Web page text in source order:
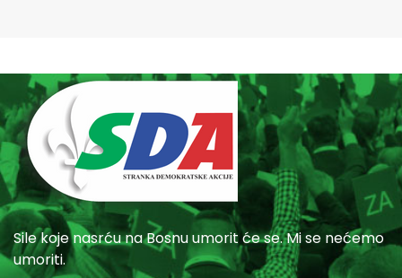
Sile koje nasrću na Bosnu umorit će se. Mi se nećemo
umoriti.